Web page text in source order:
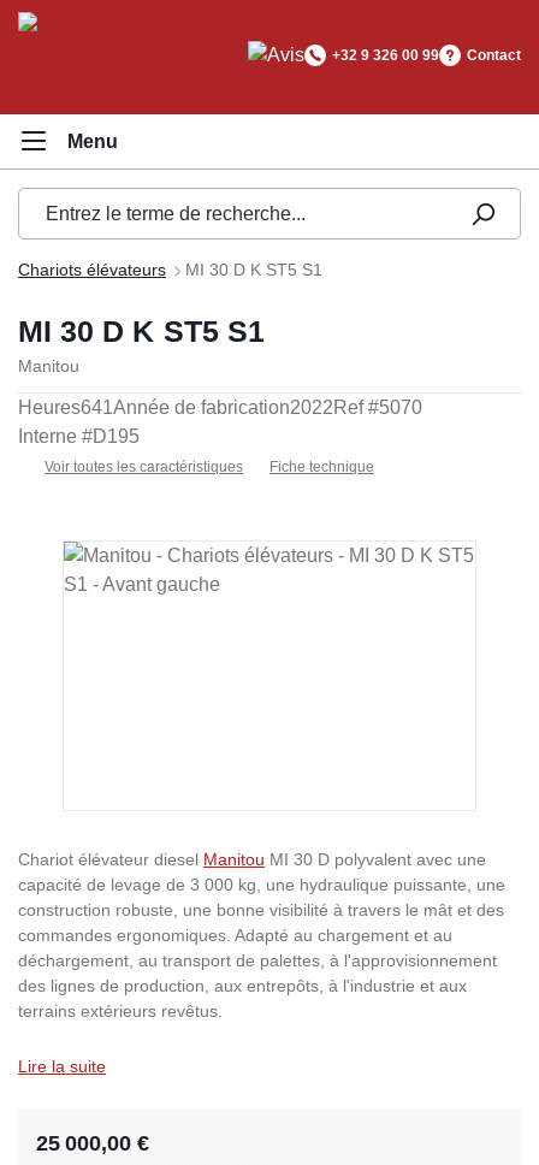
principal
+32 9 326 00 99 Contact
Chariots élévateurs MI 30 D K ST5 S1
MI 30 D K ST5 S1
Manitou
Heures641Année de fabrication2022Ref #5070
Interne #D195
Voir toutes les caractéristiques Fiche technique
Ignorer la galerie d'images
Chariot élévateur diesel Manitou MI 30 D polyvalent avec une
capacité de levage de 3 000 kg, une hydraulique puissante, une
construction robuste, une bonne visibilité à travers le mât et des
commandes ergonomiques. Adapté au chargement et au
déchargement, au transport de palettes, à l'approvisionnement
des lignes de production, aux entrepôts, à l'industrie et aux
terrains extérieurs revêtus.
Lire la suite
25 000,00 €